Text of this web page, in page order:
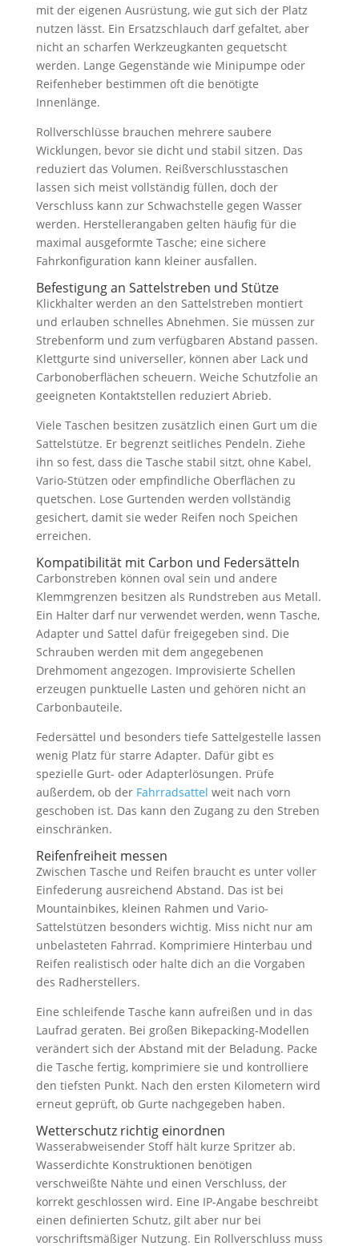
mit der eigenen Ausrüstung, wie gut sich der Platz
nutzen lässt. Ein Ersatzschlauch darf gefaltet, aber
nicht an scharfen Werkzeugkanten gequetscht
werden. Lange Gegenstände wie Minipumpe oder
Reifenheber bestimmen oft die benötigte
Innenlänge.
Rollverschlüsse brauchen mehrere saubere
Wicklungen, bevor sie dicht und stabil sitzen. Das
reduziert das Volumen. Reißverschlusstaschen
lassen sich meist vollständig füllen, doch der
Verschluss kann zur Schwachstelle gegen Wasser
werden. Herstellerangaben gelten häufig für die
maximal ausgeformte Tasche; eine sichere
Fahrkonfiguration kann kleiner ausfallen.
Befestigung an Sattelstreben und Stütze
Klickhalter werden an den Sattelstreben montiert
und erlauben schnelles Abnehmen. Sie müssen zur
Strebenform und zum verfügbaren Abstand passen.
Klettgurte sind universeller, können aber Lack und
Carbonoberflächen scheuern. Weiche Schutzfolie an
geeigneten Kontaktstellen reduziert Abrieb.
Viele Taschen besitzen zusätzlich einen Gurt um die
Sattelstütze. Er begrenzt seitliches Pendeln. Ziehe
ihn so fest, dass die Tasche stabil sitzt, ohne Kabel,
Vario-Stützen oder empfindliche Oberflächen zu
quetschen. Lose Gurtenden werden vollständig
gesichert, damit sie weder Reifen noch Speichen
erreichen.
Kompatibilität mit Carbon und Federsätteln
Carbonstreben können oval sein und andere
Klemmgrenzen besitzen als Rundstreben aus Metall.
Ein Halter darf nur verwendet werden, wenn Tasche,
Adapter und Sattel dafür freigegeben sind. Die
Schrauben werden mit dem angegebenen
Drehmoment angezogen. Improvisierte Schellen
erzeugen punktuelle Lasten und gehören nicht an
Carbonbauteile.
Federsättel und besonders tiefe Sattelgestelle lassen
wenig Platz für starre Adapter. Dafür gibt es
spezielle Gurt- oder Adapterlösungen. Prüfe
außerdem, ob der Fahrradsattel weit nach vorn
geschoben ist. Das kann den Zugang zu den Streben
einschränken.
Reifenfreiheit messen
Zwischen Tasche und Reifen braucht es unter voller
Einfederung ausreichend Abstand. Das ist bei
Mountainbikes, kleinen Rahmen und Vario-
Sattelstützen besonders wichtig. Miss nicht nur am
unbelasteten Fahrrad. Komprimiere Hinterbau und
Reifen realistisch oder halte dich an die Vorgaben
des Radherstellers.
Eine schleifende Tasche kann aufreißen und in das
Laufrad geraten. Bei großen Bikepacking-Modellen
verändert sich der Abstand mit der Beladung. Packe
die Tasche fertig, komprimiere sie und kontrolliere
den tiefsten Punkt. Nach den ersten Kilometern wird
erneut geprüft, ob Gurte nachgegeben haben.
Wetterschutz richtig einordnen
Wasserabweisender Stoff hält kurze Spritzer ab.
Wasserdichte Konstruktionen benötigen
verschweißte Nähte und einen Verschluss, der
korrekt geschlossen wird. Eine IP-Angabe beschreibt
einen definierten Schutz, gilt aber nur bei
vorschriftsmäßiger Nutzung. Ein Rollverschluss muss